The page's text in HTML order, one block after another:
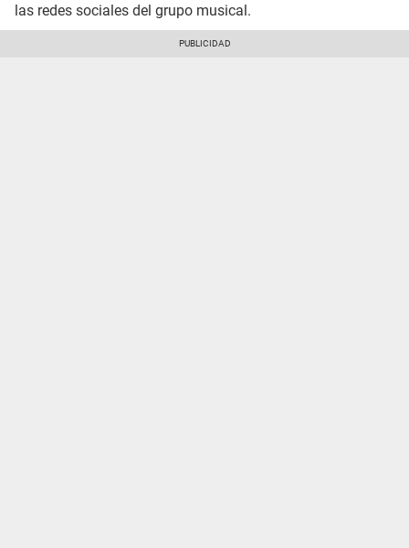
las redes sociales del grupo musical.